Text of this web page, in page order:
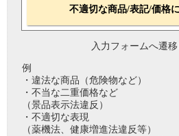
不適切な商品/表記/価格
入力フォームへ遷移
例
・違法な商品（危険物など）
・不当な二重価格など
（景品表示法違反）
・不適切な表現
（薬機法、健康増進法違反等）